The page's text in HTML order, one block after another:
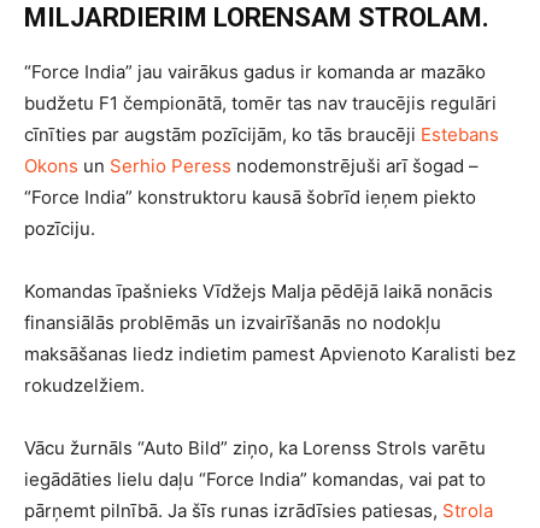
MILJARDIERIM LORENSAM STROLAM.
“Force India” jau vairākus gadus ir komanda ar mazāko
budžetu F1 čempionātā, tomēr tas nav traucējis regulāri
cīnīties par augstām pozīcijām, ko tās braucēji Estebans
Okons un Serhio Peress nodemonstrējuši arī šogad –
“Force India” konstruktoru kausā šobrīd ieņem piekto
pozīciju.
Komandas īpašnieks Vīdžejs Malja pēdējā laikā nonācis
finansiālās problēmās un izvairīšanās no nodokļu
maksāšanas liedz indietim pamest Apvienoto Karalisti bez
rokudzelžiem.
Vācu žurnāls “Auto Bild” ziņo, ka Lorenss Strols varētu
iegādāties lielu daļu “Force India” komandas, vai pat to
pārņemt pilnībā. Ja šīs runas izrādīsies patiesas, Strola